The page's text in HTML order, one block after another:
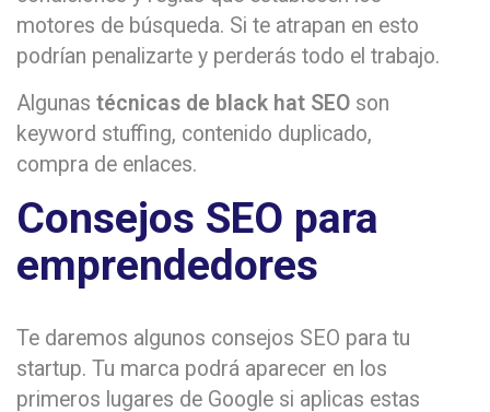
motores de búsqueda. Si te atrapan en esto
podrían penalizarte y perderás todo el trabajo.
Algunas técnicas de black hat SEO son
keyword stuffing, contenido duplicado,
compra de enlaces.
Consejos SEO para
emprendedores
Te daremos algunos consejos SEO para tu
startup. Tu marca podrá aparecer en los
primeros lugares de Google si aplicas estas